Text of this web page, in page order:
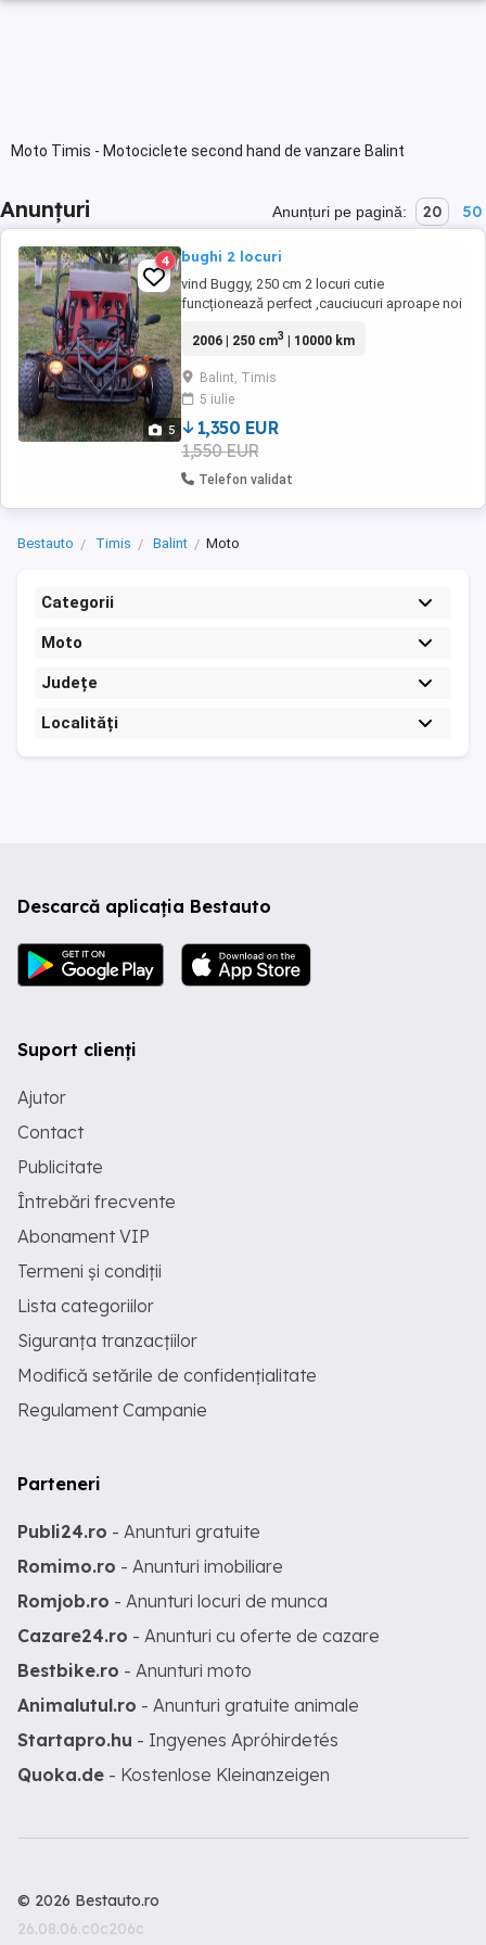
Moto Timis - Motociclete second hand de vanzare Balint
Anunțuri Anunțuri pe pagină: 20 50
5
4 bughi 2 locuri
vind Buggy, 250 cm 2 locuri cutie
funcționează perfect ,cauciucuri aproape noi
funcțională.lumini semnalizari ,pornire dela
România are carte de identitate ,pentru detali
sunați
2006 | 250 cm3 | 10000 km
Balint, Timis
5 iulie
1,350 EUR
1,550 EUR
Telefon validat
Bestauto Timis Balint Moto
Categorii
Moto
Județe
Localități
Descarcă aplicația Bestauto
Suport clienți
Ajutor
Contact
Publicitate
Întrebări frecvente
Abonament VIP
Termeni și condiții
Lista categoriilor
Siguranța tranzacțiilor
Modifică setările de confidențialitate
Regulament Campanie
Parteneri
Publi24.ro - Anunturi gratuite
Romimo.ro - Anunturi imobiliare
Romjob.ro - Anunturi locuri de munca
Cazare24.ro - Anunturi cu oferte de cazare
Bestbike.ro - Anunturi moto
Animalutul.ro - Anunturi gratuite animale
Startapro.hu - Ingyenes Apróhirdetés
Quoka.de - Kostenlose Kleinanzeigen
© 2026 Bestauto.ro
26.08.06.c0c206c